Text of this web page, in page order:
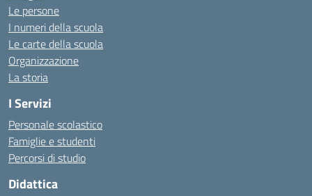
Le persone
I numeri della scuola
Le carte della scuola
Organizzazione
La storia
I Servizi
Personale scolastico
Famiglie e studenti
Percorsi di studio
Didattica